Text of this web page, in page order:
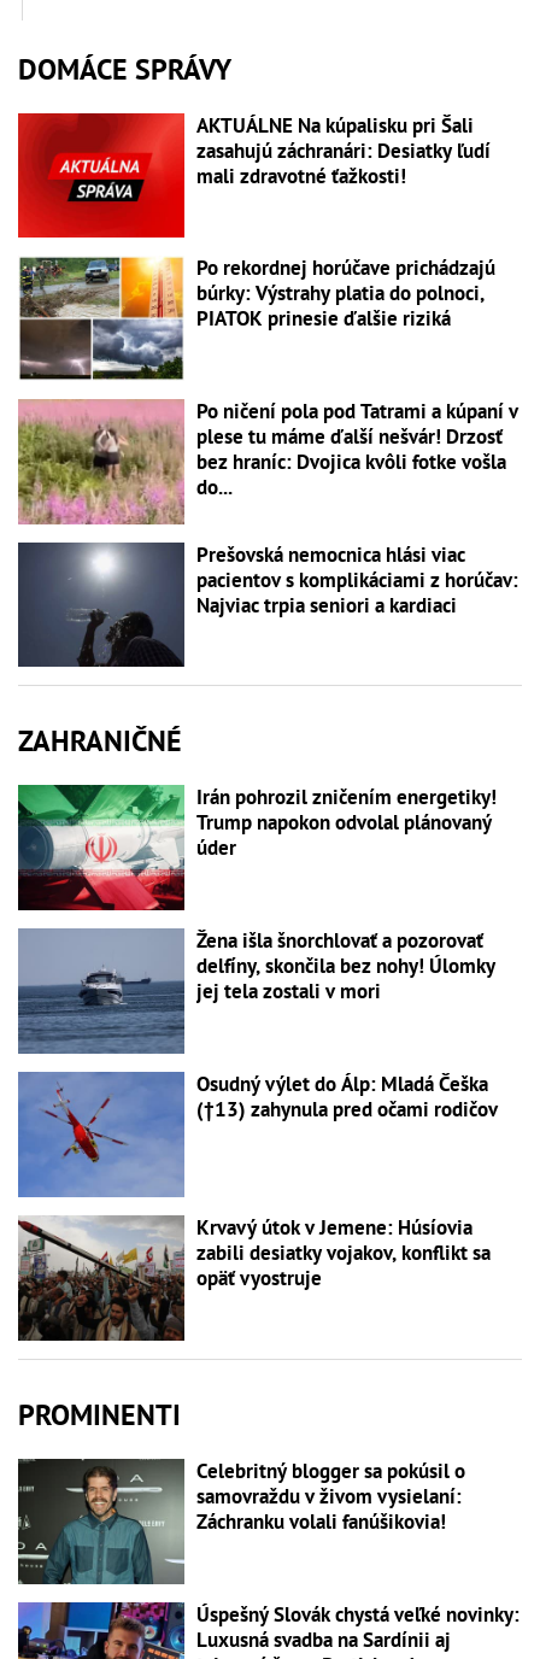
DOMÁCE SPRÁVY
AKTUÁLNE Na kúpalisku pri Šali
zasahujú záchranári: Desiatky ľudí
mali zdravotné ťažkosti!
Po rekordnej horúčave prichádzajú
búrky: Výstrahy platia do polnoci,
PIATOK prinesie ďalšie riziká
Po ničení pola pod Tatrami a kúpaní v
plese tu máme ďalší nešvár! Drzosť
bez hraníc: Dvojica kvôli fotke vošla
do...
Prešovská nemocnica hlási viac
pacientov s komplikáciami z horúčav:
Najviac trpia seniori a kardiaci
ZAHRANIČNÉ
Irán pohrozil zničením energetiky!
Trump napokon odvolal plánovaný
úder
Žena išla šnorchlovať a pozorovať
delfíny, skončila bez nohy! Úlomky
jej tela zostali v mori
Osudný výlet do Álp: Mladá Češka
(†13) zahynula pred očami rodičov
Krvavý útok v Jemene: Húsíovia
zabili desiatky vojakov, konflikt sa
opäť vyostruje
PROMINENTI
Celebritný blogger sa pokúsil o
samovraždu v živom vysielaní:
Záchranku volali fanúšikovia!
Úspešný Slovák chystá veľké novinky:
Luxusná svadba na Sardínii aj